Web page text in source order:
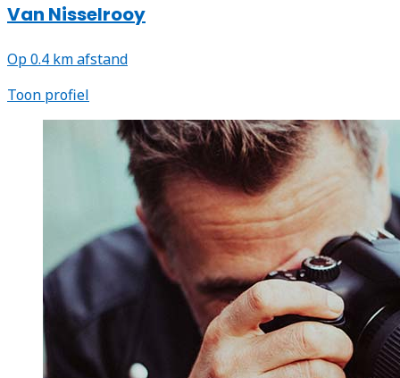
Van Nisselrooy
Op 0.4 km afstand
Toon profiel